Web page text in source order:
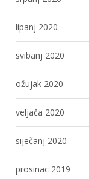
lipanj 2020
svibanj 2020
ožujak 2020
veljača 2020
siječanj 2020
prosinac 2019